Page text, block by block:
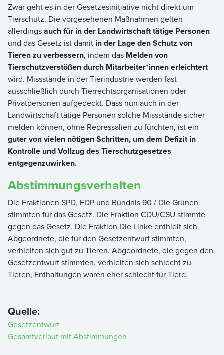
Zwar geht es in der Gesetzesinitiative nicht direkt um
Tierschutz. Die vorgesehenen Maßnahmen gelten
allerdingsauch für in der Landwirtschaft tätige Personen
und das Gesetz ist damit in der Lage den Schutz von
Tieren zu verbessern, indem das Melden von
Tierschutzverstößen durch Mitarbeiter*innen erleichtert
wird. Missstände in der Tierindustrie werden fast
ausschließlich durch Tierrechtsorganisationen oder
Privatpersonen aufgedeckt. Dass nun auch in der
Landwirtschaft tätige Personen solche Missstände sicher
melden können, ohne Repressalien zu fürchten, ist ein
guter von vielen nötigen Schritten, um dem Defizit in
Kontrolle und Vollzug des Tierschutzgesetzes
entgegenzuwirken.
Abstimmungsverhalten
Die Fraktionen SPD, FDP und Bündnis 90 / Die Grünen
stimmten für das Gesetz. Die Fraktion CDU/CSU stimmte
gegen das Gesetz. Die Fraktion Die Linke enthielt sich.
Abgeordnete, die für den Gesetzentwurf stimmten,
verhielten sich gut zu Tieren. Abgeordnete, die gegen den
Gesetzentwurf stimmten, verhielten sich schlecht zu
Tieren, Enthaltungen waren eher schlecht für Tiere.
Quelle:
Gesetzentwurf
Gesamtverlauf mit Abstimmungen